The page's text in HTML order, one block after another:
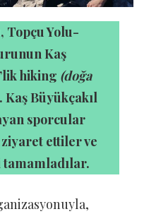
Topçu Yolu-
Kaş
hiking (doğa
Büyükçakıl
sporcular
ettiler ve